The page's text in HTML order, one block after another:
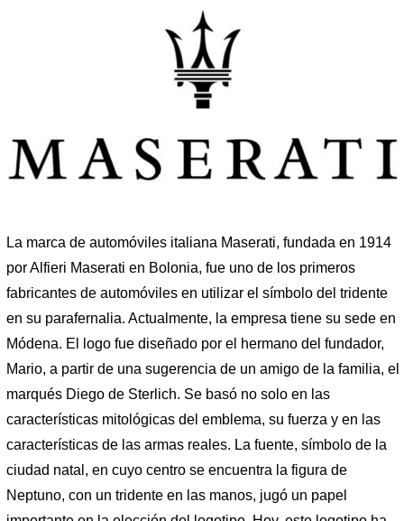
La marca de automóviles italiana Maserati, fundada en 1914
por Alfieri Maserati en Bolonia, fue uno de los primeros
fabricantes de automóviles en utilizar el símbolo del tridente
en su parafernalia. Actualmente, la empresa tiene su sede en
Módena. El logo fue diseñado por el hermano del fundador,
Mario, a partir de una sugerencia de un amigo de la familia, el
marqués Diego de Sterlich. Se basó no solo en las
características mitológicas del emblema, su fuerza y ​​​​en las
características de las armas reales. La fuente, símbolo de la
ciudad natal, en cuyo centro se encuentra la figura de
Neptuno, con un tridente en las manos, jugó un papel